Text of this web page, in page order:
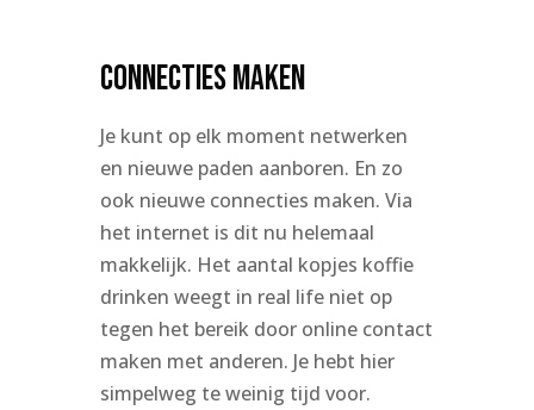
Connecties maken
Je kunt op elk moment netwerken
en nieuwe paden aanboren. En zo
ook nieuwe connecties maken. Via
het internet is dit nu helemaal
makkelijk. Het aantal kopjes koffie
drinken weegt in real life niet op
tegen het bereik door online contact
maken met anderen. Je hebt hier
simpelweg te weinig tijd voor.